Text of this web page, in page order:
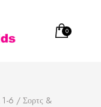
0
1-6 / Σορτς &